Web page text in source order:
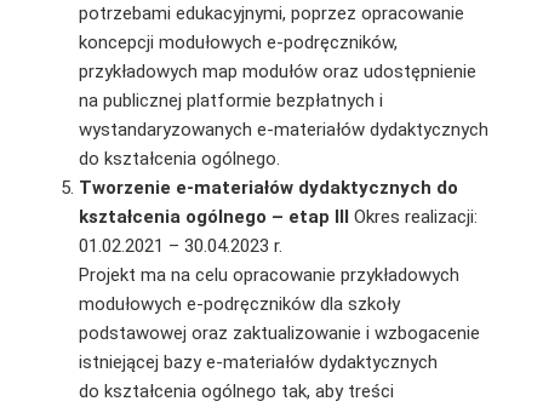
potrzebami edukacyjnymi, poprzez opracowanie
koncepcji modułowych e‑podręczników,
przykładowych map modułów oraz udostępnienie
na publicznej platformie bezpłatnych i
wystandaryzowanych e-materiałów dydaktycznych
do kształcenia ogólnego.
Tworzenie e-materiałów dydaktycznych do
kształcenia ogólnego – etap III Okres realizacji:
01.02.2021 – 30.04.2023 r.
Projekt ma na celu opracowanie przykładowych
modułowych e-podręczników dla szkoły
podstawowej oraz zaktualizowanie i wzbogacenie
istniejącej bazy e-materiałów dydaktycznych
do kształcenia ogólnego tak, aby treści